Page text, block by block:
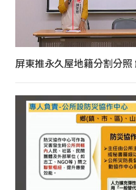
屏東推永久屋地籍分割分